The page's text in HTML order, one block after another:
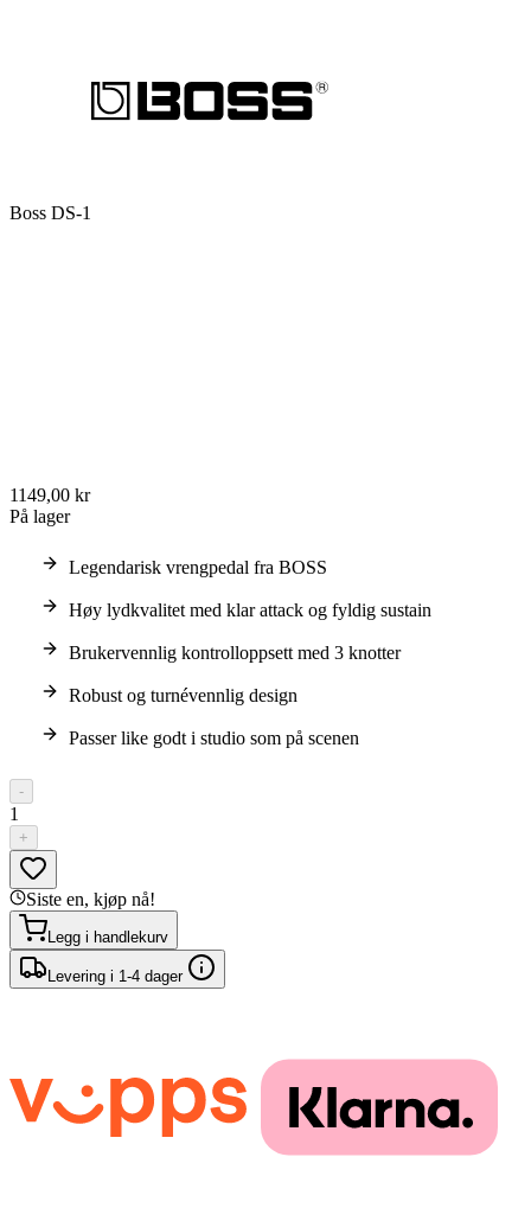
Boss DS-1
1149,00 kr
På lager
Legendarisk vrengpedal fra BOSS
Høy lydkvalitet med klar attack og fyldig sustain
Brukervennlig kontrolloppsett med 3 knotter
Robust og turnévennlig design
Passer like godt i studio som på scenen
-
1
+
Siste en, kjøp nå!
Legg i handlekurv
Levering i 1-4 dager